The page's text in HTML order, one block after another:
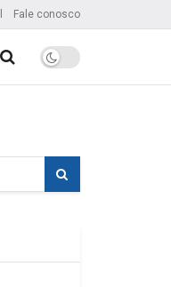
Fale conosco